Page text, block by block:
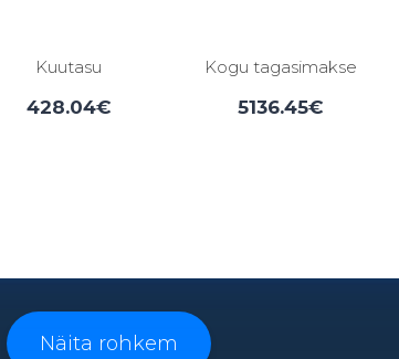
Kuutasu
428.04€
Kogu tagasimakse
5136.45€
3 - 96 kuud
Näita rohkem